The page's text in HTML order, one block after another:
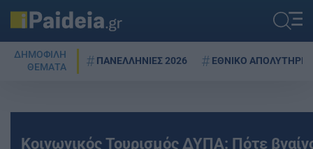
ΔΗΜΟΦΙΛΗ
ΘΕΜΑΤΑ
ΠΑΝΕΛΛΗΝΙΕΣ 2026 ΕΘΝΙΚΟ ΑΠΟΛΥΤΗΡΙΟ
Κοινωνικός Τουρισμός ΔΥΠΑ: Πότε